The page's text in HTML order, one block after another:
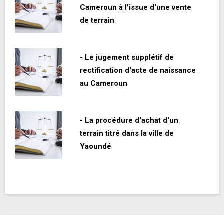
Cameroun à l'issue d'une vente
de terrain
- Le jugement supplétif de
rectification d'acte de naissance
au Cameroun
- La procédure d'achat d'un
terrain titré dans la ville de
Yaoundé